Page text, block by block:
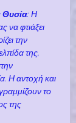
Θυσία: Η
να φτιάξει
την
της,
Η αντοχή και
το
της